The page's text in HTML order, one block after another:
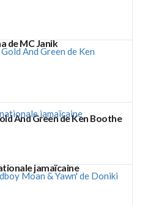
de MC Janik
And Green de Ken Boothe
jamaïcaine